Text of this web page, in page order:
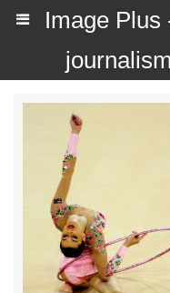
Image Plus